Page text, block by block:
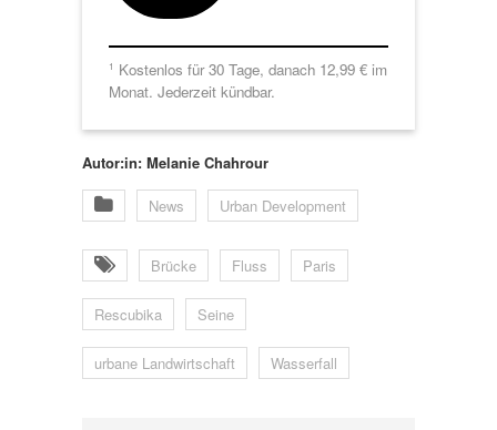
1 Kostenlos für 30 Tage, danach 12,99 € im
Monat. Jederzeit kündbar.
Autor:in: Melanie Chahrour
News Urban Development
Brücke Fluss Paris
Rescubika Seine
urbane Landwirtschaft Wasserfall